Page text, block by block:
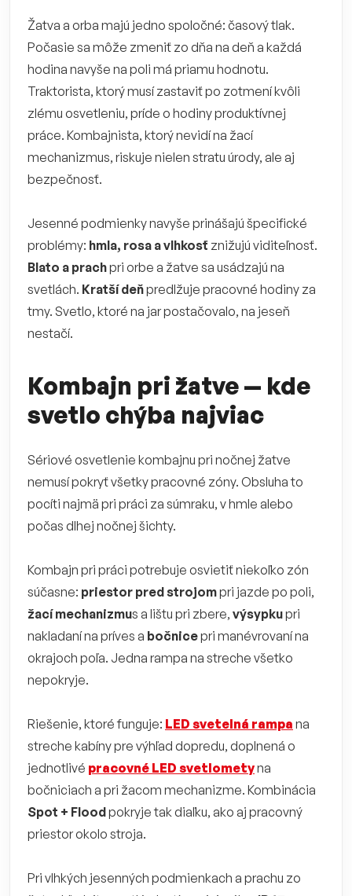
Žatva a orba majú jedno spoločné: časový tlak.
Počasie sa môže zmeniť zo dňa na deň a každá
hodina navyše na poli má priamu hodnotu.
Traktorista, ktorý musí zastaviť po zotmení kvôli
zlému osvetleniu, príde o hodiny produktívnej
práce. Kombajnista, ktorý nevidí na žací
mechanizmus, riskuje nielen stratu úrody, ale aj
bezpečnosť.
Jesenné podmienky navyše prinášajú špecifické
problémy: hmla, rosa a vlhkosť znižujú viditeľnosť.
Blato a prachpri orbe a žatve sa usádzajú na
svetlách. Kratší deňpredlžuje pracovné hodiny za
tmy. Svetlo, ktoré na jar postačovalo, na jeseň
nestačí.
Kombajn pri žatve — kde
svetlo chýba najviac
Sériové osvetlenie kombajnu pri nočnej žatve
nemusí pokryť všetky pracovné zóny. Obsluha to
pocíti najmä pri práci za súmraku, v hmle alebo
počas dlhej nočnej šichty.
Kombajn pri práci potrebuje osvietiť niekoľko zón
súčasne: priestor pred strojompri jazde po poli,
žací mechanizmus a lištu pri zbere, výsypkupri
nakladaní na príves a bočnicepri manévrovaní na
okrajoch poľa. Jedna rampa na streche všetko
nepokryje.
Riešenie, ktoré funguje: LED svetelná rampa na
streche kabíny pre výhľad dopredu, doplnená o
jednotlivé pracovné LED svetlometyna
bočniciach a pri žacom mechanizme. Kombinácia
Spot + Floodpokryje tak diaľku, ako aj pracovný
priestor okolo stroja.
Pri vlhkých jesenných podmienkach a prachu zo